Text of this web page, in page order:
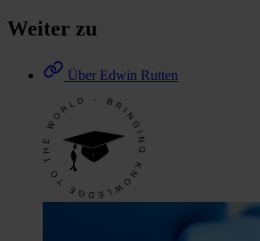
Weiter zu
Über Edwin Rutten